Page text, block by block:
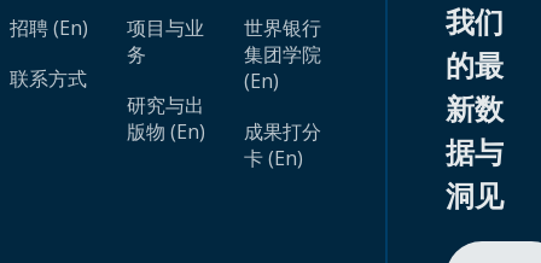
招聘 (En)
联系方式
项目与业
务
研究与出
版物 (En)
世界银行
集团学院
(En)
成果打分
卡 (En)
我们
的最
新数
据与
洞见